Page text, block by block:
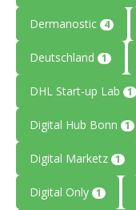
Dermanostic 4
Deutschland 1
DHL Start-up Lab 1
Digital Hub Bonn 1
Digital Marketz 1
Digital Only 1